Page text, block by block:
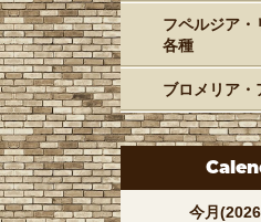
フペルジア・
各種
ブロメリア・
今月